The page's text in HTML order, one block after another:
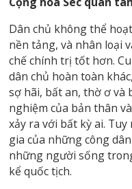
Dân chủ không thể
nền tảng, và nhân loại
chế chính trị tốt hơn.
dân chủ hoàn toàn
sợ hãi, bất an, thờ ơ và
nghiệm của bản thân
xảy ra với bất kỳ ai.
gia của những công
những người sống
kể quốc tịch.